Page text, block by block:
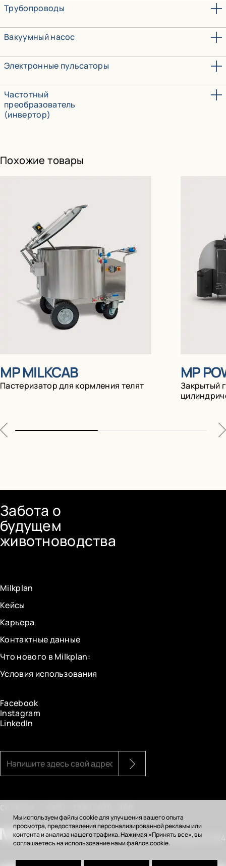
Мы используем файлы cookie для улучшения вашего опыта
просмотра, предоставления персонализированной рекламы или
контента и анализа нашего трафика. Нажимая «Принять все», вы
соглашаетесь на использование нами файлов cookie.
Трубопроводы
Вакуумный насос
Электронные пульсаторы
Частотный
преобразователь
(инвертор)
Похожие товары
MP MILKCAB
Пастеризатор для кормления телят
MP
Закрытый
Забота о
будущем
животноводства
Facebook
Instagram
LinkedIn
Milkplan
Кейсы
Карьера
Контактные данные
Что нового в Milkplan:
Условия использования
Contact
© Milkplan 2024